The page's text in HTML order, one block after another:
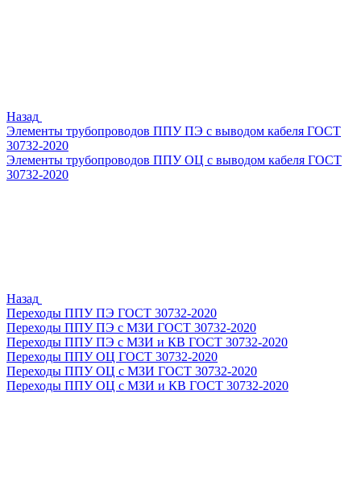
Назад
Элементы трубопроводов ППУ ПЭ с выводом кабеля ГОСТ
30732-2020
Элементы трубопроводов ППУ ОЦ с выводом кабеля ГОСТ
30732-2020
Назад
Переходы ППУ ПЭ ГОСТ 30732-2020
Переходы ППУ ПЭ с МЗИ ГОСТ 30732-2020
Переходы ППУ ПЭ с МЗИ и КВ ГОСТ 30732-2020
Переходы ППУ ОЦ ГОСТ 30732-2020
Переходы ППУ ОЦ с МЗИ ГОСТ 30732-2020
Переходы ППУ ОЦ с МЗИ и КВ ГОСТ 30732-2020